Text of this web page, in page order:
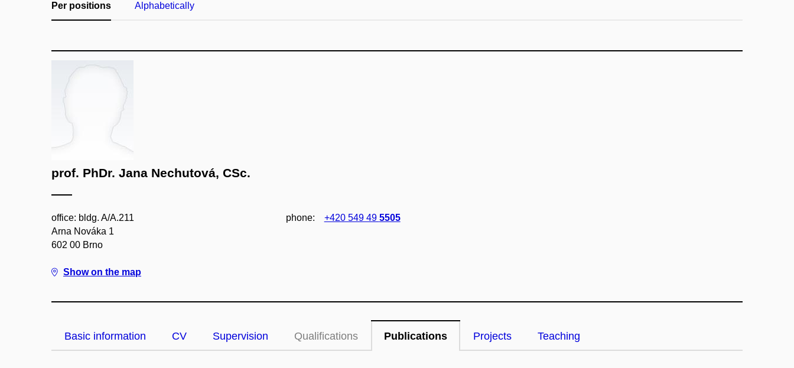
Per positions Alphabetically
prof. PhDr. Jana Nechutová, CSc.
office: bldg. A/A.211
Arna Nováka 1
602 00 Brno
Show on the map
phone: +420 549 49 5505
Basic information CV Supervision Qualifications Publications Projects Teaching